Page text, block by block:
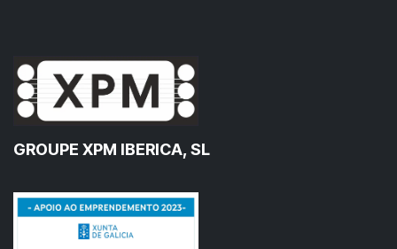
GROUPE XPM IBERICA, SL